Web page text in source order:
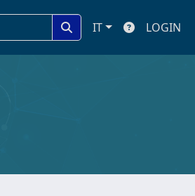
IT LOGIN